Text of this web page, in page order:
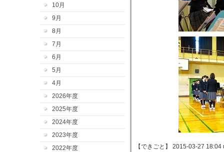
10月
9月
8月
7月
6月
5月
4月
2026年度
2025年度
2024年度
2023年度
2022年度
【できごと】 2015-03-27